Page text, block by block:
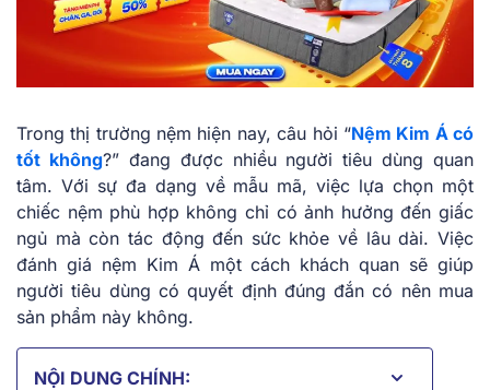
Trong thị trường nệm hiện nay, câu hỏi “Nệm Kim Á có
tốt không?” đang được nhiều người tiêu dùng quan
tâm. Với sự đa dạng về mẫu mã, việc lựa chọn một
chiếc nệm phù hợp không chỉ có ảnh hưởng đến giấc
ngủ mà còn tác động đến sức khỏe về lâu dài. Việc
đánh giá nệm Kim Á một cách khách quan sẽ giúp
người tiêu dùng có quyết định đúng đắn có nên mua
sản phẩm này không.
NỘI DUNG CHÍNH: